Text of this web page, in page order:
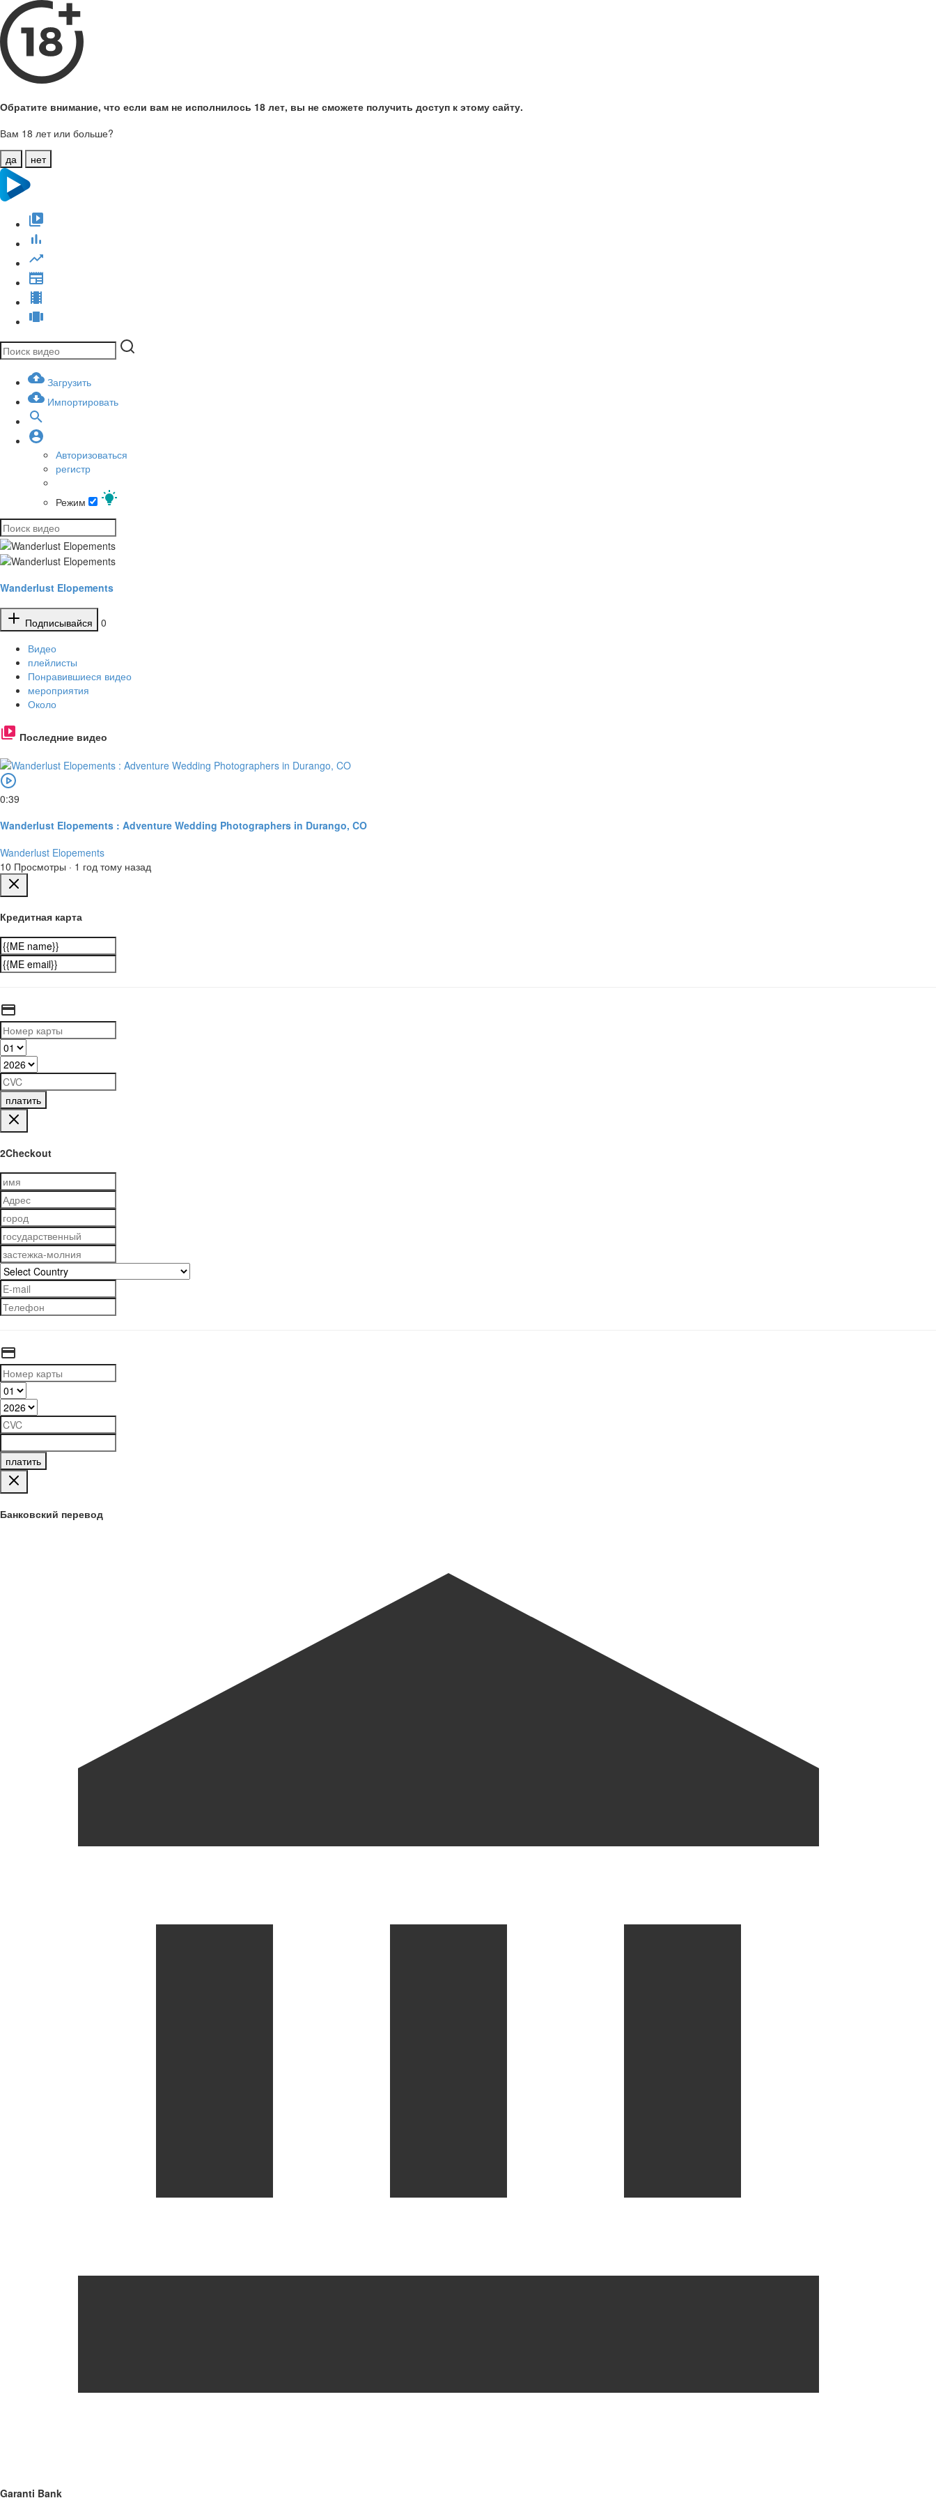
Обратите внимание, что если вам не исполнилось 18 лет, вы не сможете получить доступ к этому сайту.
Вам 18 лет или больше?
да
нет
Загрузить
Импортировать
Авторизоваться
регистр
Режим
Wanderlust Elopements
Подписывайся
0
Видео
плейлисты
Понравившиеся видео
мероприятия
Около
Последние видео
0:39
Wanderlust Elopements : Adventure Wedding Photographers in Durango, CO
Wanderlust Elopements
10 Просмотры · 1 год тому назад
Кредитная карта
платить
2Checkout
платить
Банковский перевод
Garanti Bank